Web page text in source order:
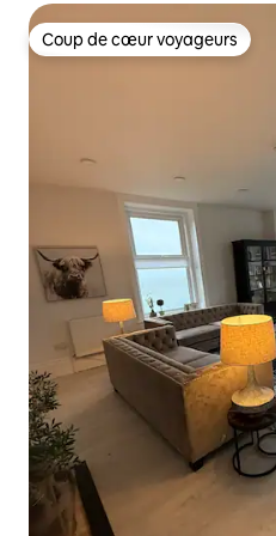
Coup de cœur voyageurs
Coup de cœur voyageurs